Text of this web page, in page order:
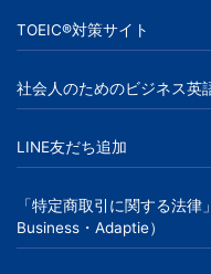
TOEIC®対策サイト
社会人のためのビジネス英
LINE友だち追加
「特定商取引に関する法
Business・Adaptie）